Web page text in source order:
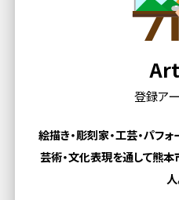
登録ア
絵描き・彫刻家・工芸・パフ
芸術・文化表現を通して熊
人